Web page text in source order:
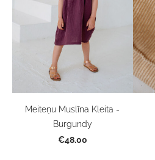
Meiteņu Muslīna Kleita -
Burgundy
€48.00